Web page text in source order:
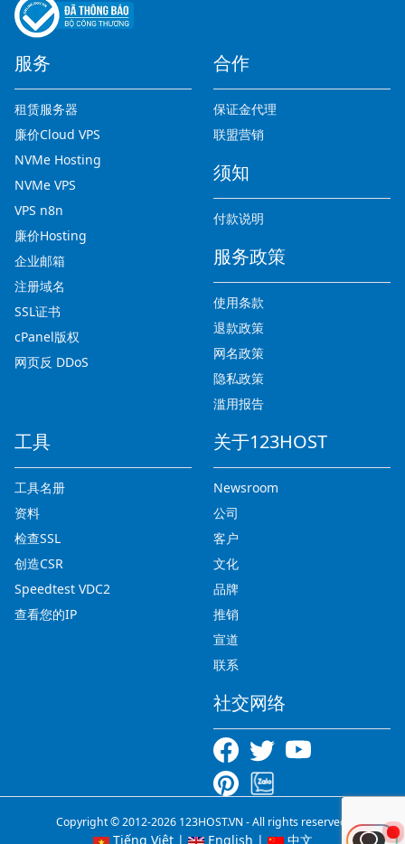
服务
租赁服务器
廉价Cloud VPS
NVMe Hosting
NVMe VPS
VPS n8n
廉价Hosting
企业邮箱
注册域名
SSL证书
cPanel版权
网页反 DDoS
合作
保证金代理
联盟营销
须知
付款说明
服务政策
使用条款
退款政策
网名政策
隐私政策
滥用报告
工具
工具名册
资料
检查SSL
创造CSR
Speedtest VDC2
查看您的IP
关于123HOST
Newsroom
公司
客户
文化
品牌
推销
宣道
联系
社交网络
Copyright © 2012-2026 123HOST.VN - All rights reserved.
Tiếng Việt| English | 中文